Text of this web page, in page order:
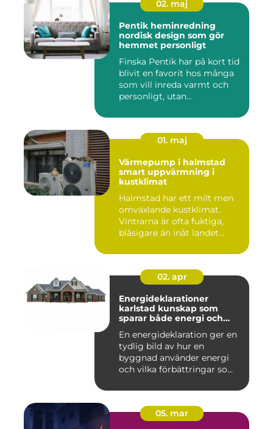
02. maj
Pentik heminredning
nordisk design som gör
hemmet personligt
Finska Pentik har på kort tid
blivit en favorit hos många
som vill inreda varmt och
personligt, utan...
01. maj
Värmepump i halmstad
smart uppvärmning i
kustklimat
Halmstad har ett milt men
omväxlande kustklimat.
Vintrarna är ofta fuktiga,
blåsigare än inåt landet...
02. apr
Energideklarationer
karlstad kunskap som
sparar både energi och
En energideklaration ger en
tydlig bild av hur en
byggnad använder energi
och vilka förbättringar so...
05. mar